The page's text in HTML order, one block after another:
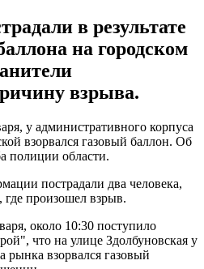
в результате
на городском
взрыва.
у административного корпуса
взорвался газовый баллон. Об
полиции области.
пострадали два человека,
где произошел взрыв.
около 10:30 поступило
что на улице Здолбуновская у
рынка взорвался газовый